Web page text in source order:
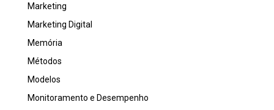
Marketing
Marketing Digital
Memória
Métodos
Modelos
Monitoramento e Desempenho